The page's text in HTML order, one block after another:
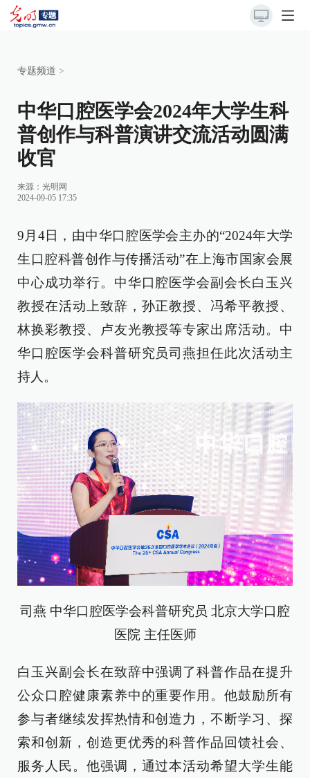
专题频道 >
中华口腔医学会2024年大学生科
普创作与科普演讲交流活动圆满
收官
来源： 光明网
2024-09-05 17:35
9月4日，由中华口腔医学会主办的“2024年大学
生口腔科普创作与传播活动”在上海市国家会展
中心成功举行。中华口腔医学会副会长白玉兴
教授在活动上致辞，孙正教授、冯希平教授、
林换彩教授、卢友光教授等专家出席活动。中
华口腔医学会科普研究员司燕担任此次活动主
持人。
司燕 中华口腔医学会科普研究员 北京大学口腔
医院 主任医师
白玉兴副会长在致辞中强调了科普作品在提升
公众口腔健康素养中的重要作用。他鼓励所有
参与者继续发挥热情和创造力，不断学习、探
索和创新，创造更优秀的科普作品回馈社会、
服务人民。他强调，通过本活动希望大学生能